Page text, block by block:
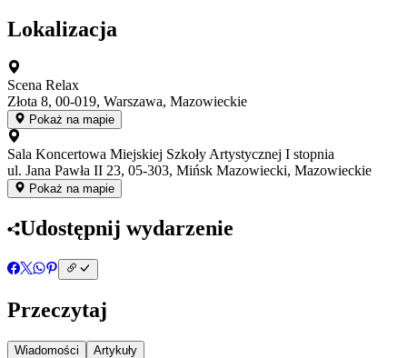
Lokalizacja
Scena Relax
Złota 8, 00-019, Warszawa, Mazowieckie
Pokaż na mapie
Sala Koncertowa Miejskiej Szkoły Artystycznej I stopnia
ul. Jana Pawła II 23, 05-303, Mińsk Mazowiecki, Mazowieckie
Pokaż na mapie
Udostępnij wydarzenie
Przeczytaj
Wiadomości Artykuły